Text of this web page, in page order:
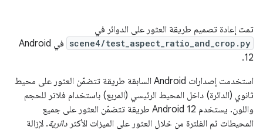
تمت إعادة تصميم طريقة العثور على الدوائر في
scene4/test_aspect_ratio_and_crop.py
في Android
12.
استخدمت إصدارات Android السابقة طريقة تتضمّن العثور على محيط
ثانوي (الدائرة) داخل المحيط الرئيسي (المربع) باستخدام فلاتر للحجم
واللون. يستخدم Android 12 طريقة تتضمّن العثور على جميع
المحيطات ثم الفلترة من خلال العثور على الميزات الأكثر دائرية. لإزالة